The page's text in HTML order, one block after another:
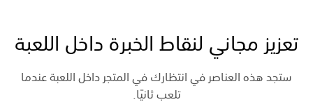
تعزيز مجاني لنقاط الخبرة داخل اللعبة
ستجد هذه العناصر في انتظارك في المتجر داخل اللعبة عندما
تلعب ثانيًا.